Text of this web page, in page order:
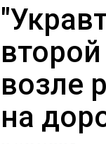
возле
на